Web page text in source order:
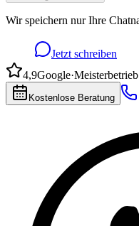
Wir speichern nur Ihre
Jetzt schreiben
4,9Google·Meisterbetrieb
Kostenlose Beratung